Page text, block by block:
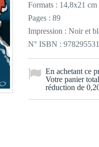
Formats : 14,8x21 cm
Pages : 89
Impression : Noir et
N° ISBN :
En achetant ce
Votre panier
réduction de